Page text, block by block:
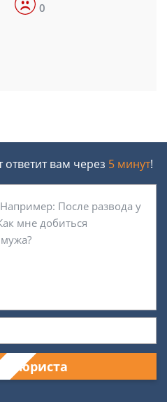
0
вам через 5 минут!
юриста